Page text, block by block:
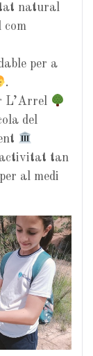
natural
com
per a
.
L’Arrel
del
activitat tan
al medi